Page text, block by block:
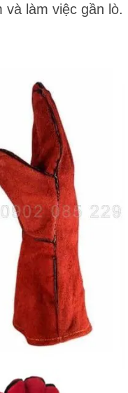
và làm việc gần lò.